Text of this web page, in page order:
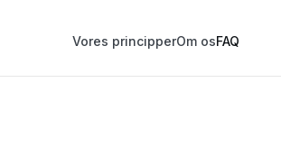
Vores principperOm osFAQ